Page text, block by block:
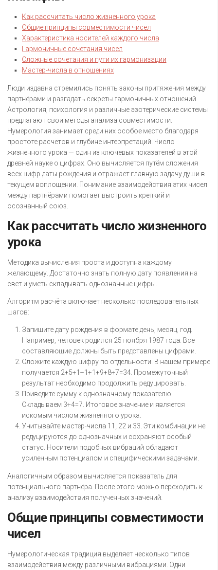
Как рассчитать число жизненного урока
Общие принципы совместимости чисел
Характеристика носителей каждого числа
Гармоничные сочетания чисел
Сложные сочетания и пути их гармонизации
Мастер-числа в отношениях
Люди издавна стремились понять законы притяжения между
партнёрами и разгадать секреты гармоничных отношений.
Астрология, психология и различные эзотерические системы
предлагают свои методы анализа совместимости.
Нумерология занимает среди них особое место благодаря
простоте расчётов и глубине интерпретаций. Число
жизненного урока — один из ключевых показателей в этой
древней науке о цифрах. Оно вычисляется путём сложения
всех цифр даты рождения и отражает главную задачу души в
текущем воплощении. Понимание взаимодействия этих чисел
между партнёрами помогает выстроить крепкий и
осознанный союз.
Как рассчитать число жизненного
урока
Методика вычисления проста и доступна каждому
желающему. Достаточно знать полную дату появления на
свет и уметь складывать однозначные цифры.
Алгоритм расчёта включает несколько последовательных
шагов:
Запишите дату рождения в формате день, месяц, год.
Например, человек родился 25 ноября 1987 года. Все
составляющие должны быть представлены цифрами.
Сложите каждую цифру по отдельности. В нашем примере
получается 2+5+1+1+1+9+8+7=34. Промежуточный
результат необходимо продолжить редуцировать.
Приведите сумму к однозначному показателю.
Складываем 3+4=7. Итоговое значение и является
искомым числом жизненного урока.
Учитывайте мастер-числа 11, 22 и 33. Эти комбинации не
редуцируются до однозначных и сохраняют особый
статус. Носители подобных вибраций обладают
усиленным потенциалом и специфическими задачами.
Аналогичным образом вычисляется показатель для
потенциального партнёра. После этого можно переходить к
анализу взаимодействия полученных значений.
Общие принципы совместимости
чисел
Нумерологическая традиция выделяет несколько типов
взаимодействия между различными вибрациями. Одни